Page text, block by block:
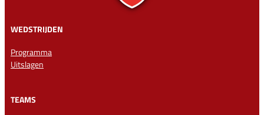
WEDSTRIJDEN
Programma
Uitslagen
TEAMS